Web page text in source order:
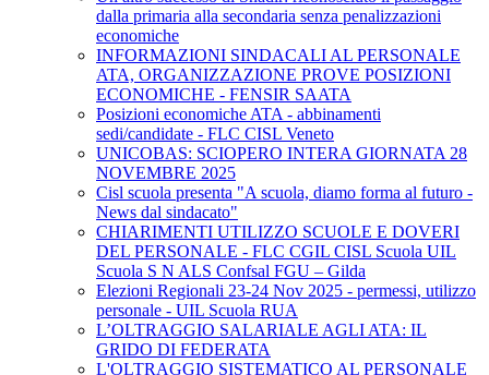
dalla primaria alla secondaria senza penalizzazioni
economiche
INFORMAZIONI SINDACALI AL PERSONALE
ATA, ORGANIZZAZIONE PROVE POSIZIONI
ECONOMICHE - FENSIR SAATA
Posizioni economiche ATA - abbinamenti
sedi/candidate - FLC CISL Veneto
UNICOBAS: SCIOPERO INTERA GIORNATA 28
NOVEMBRE 2025
Cisl scuola presenta "A scuola, diamo forma al futuro -
News dal sindacato"
CHIARIMENTI UTILIZZO SCUOLE E DOVERI
DEL PERSONALE - FLC CGIL CISL Scuola UIL
Scuola S N ALS Confsal FGU – Gilda
Elezioni Regionali 23-24 Nov 2025 - permessi, utilizzo
personale - UIL Scuola RUA
L’OLTRAGGIO SALARIALE AGLI ATA: IL
GRIDO DI FEDERATA
L'OLTRAGGIO SISTEMATICO AL PERSONALE